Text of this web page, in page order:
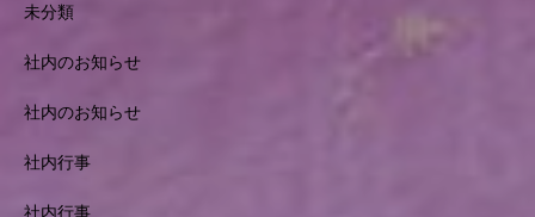
未分類
社内のお知らせ
社内のお知らせ
社内行事
社内行事